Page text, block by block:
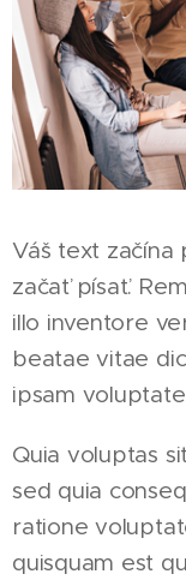
Váš text začína
začať písať.
illo inventore
beatae vitae
ipsam
Quia voluptas
sed quia
ratione
quisquam est